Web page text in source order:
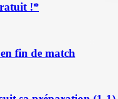
!*
fin de match